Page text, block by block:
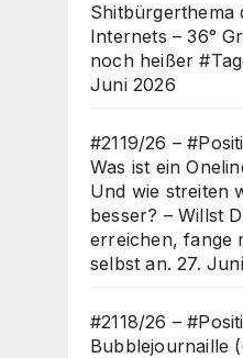
Shitbürgerthema
Internets – 36°
noch heißer
Juni 2026
#2119/26 –
Was ist ein
Und wie streiten
besser? – Willst
erreichen, fange
selbst an. 27.
#2118/26 –
Bubblejournaille